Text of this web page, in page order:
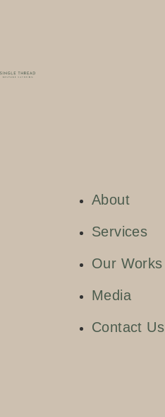
About
Services
Our Works
Media
Contact Us